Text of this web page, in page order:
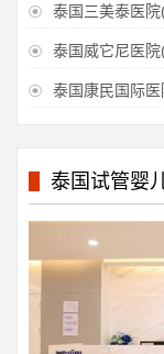
 泰国三美泰医
 泰国威它尼医
 泰国康民国际
泰国试管婴